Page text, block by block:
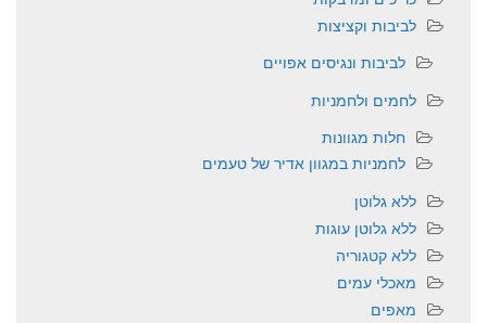
לביבות וקציצות
לביבות ונגיסים אפויים
לחמים ולחמניות
חלות מגוונות
לחמניות במגוון אדיר של טעמים
ללא גלוטן
ללא גלוטן עוגות
ללא קטגוריה
מאכלי עמים
מאפים